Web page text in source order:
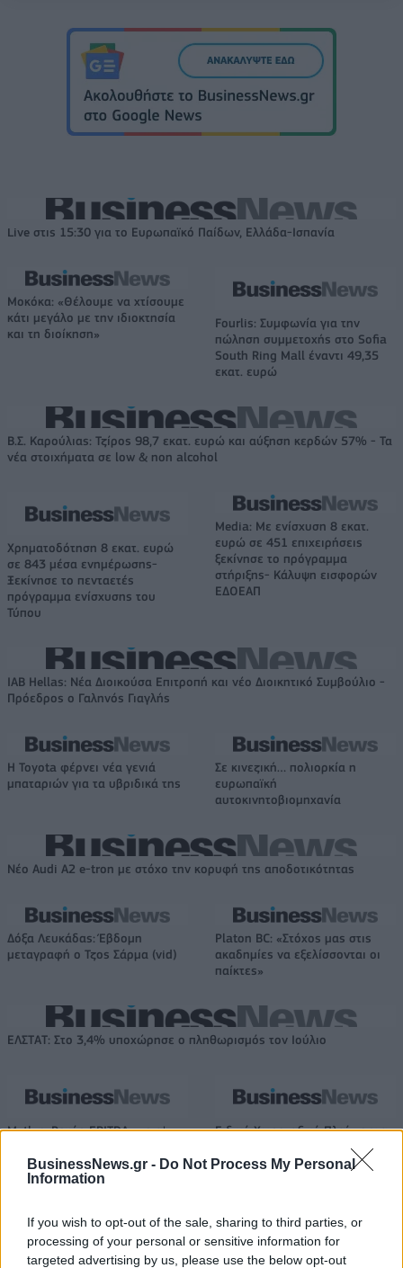
BusinessNews.gr - Do Not Process My Personal
Information
If you wish to opt-out of the sale, sharing to third parties, or
processing of your personal or sensitive information for
targeted advertising by us, please use the below opt-out
Live στις 15:30 για το Ευρωπαϊκό Παίδων, Ελλάδα-Ισπανία
Μοκόκα: «Θέλουμε να χτίσουμε
κάτι μεγάλο με την ιδιοκτησία
και τη διοίκηση»
Fourlis: Συμφωνία για την
πώληση συμμετοχής στο Sofia
South Ring Mall έναντι 49,35
εκατ. ευρώ
Β.Σ. Καρούλιας: Τζίρος 98,7 εκατ. ευρώ και αύξηση κερδών 57% - Τα
νέα στοιχήματα σε low & non alcohol
Χρηματοδότηση 8 εκατ. ευρώ
σε 843 μέσα ενημέρωσης-
Ξεκίνησε το πενταετές
πρόγραμμα ενίσχυσης του
Τύπου
Media: Με ενίσχυση 8 εκατ.
ευρώ σε 451 επιχειρήσεις
ξεκίνησε το πρόγραμμα
στήριξης- Κάλυψη εισφορών
ΕΔΟΕΑΠ
IAB Hellas: Νέα Διοικούσα Επιτροπή και νέο Διοικητικό Συμβούλιο -
Πρόεδρος ο Γαληνός Γιαγλής
Η Toyota φέρνει νέα γενιά
μπαταριών για τα υβριδικά της
Σε κινεζική… πολιορκία η
ευρωπαϊκή
αυτοκινητοβιομηχανία
Νέο Audi A2 e-tron με στόχο την κορυφή της αποδοτικότητας
Δόξα Λευκάδας: Έβδομη
μεταγραφή ο Τζος Σάρμα (vid)
Platon BC: «Στόχος μας στις
ακαδημίες να εξελίσσονται οι
παίκτες»
ΕΛΣΤΑΤ: Στο 3,4% υποχώρησε ο πληθωρισμός τον Ιούλιο
Metlen: Ρεκόρ EBITDA στο α'
Καθαρά κέρδη 313 εκατ. ευρώ
Ειδικό Χωροταξικό Πλαίσιο για
τον Τουρισμό: Στρατηγικό
εργαλείο για βιώσιμη
Η Chery επενδύει 75 εκατ. δολάρια στην KG Mobility